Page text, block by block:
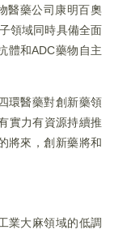
醫藥公司康明百奧
領域同時具備全面
體和ADC藥物自主
環醫藥對創新藥領
實力有資源持續推
將來，創新藥將和
業大麻領域的低調